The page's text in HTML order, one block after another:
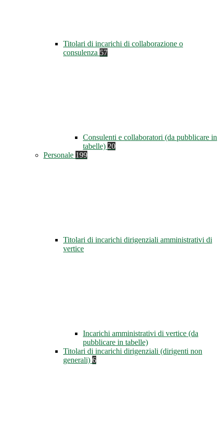
Titolari di incarichi di collaborazione o
consulenza 57
Consulenti e collaboratori (da pubblicare in
tabelle) 20
Personale 199
Titolari di incarichi dirigenziali amministrativi di
vertice
Incarichi amministrativi di vertice (da
pubblicare in tabelle)
Titolari di incarichi dirigenziali (dirigenti non
generali) 6